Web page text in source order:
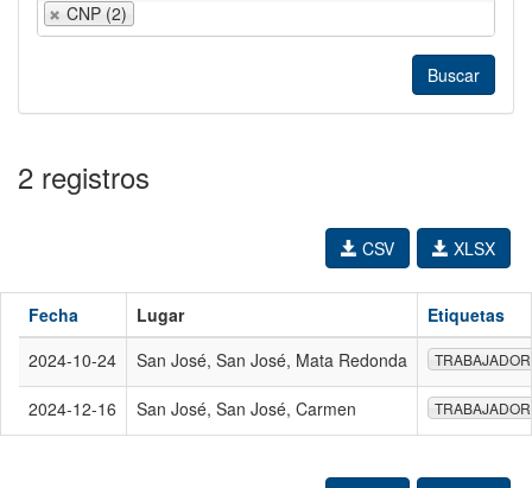
CNP (2)
2 registros
XLSX
CSV
Fecha Lugar
Etiquetas
2024-10-24
San José, San José, Mata Redonda
2024-12-16 San José, San José, Carmen